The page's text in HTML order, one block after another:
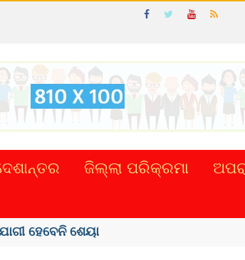
ଜିଲ୍ଲା ପରିକ୍ରମା